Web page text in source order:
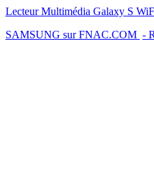
Lecteur Multimédia Galaxy S
SAMSUNG sur FNAC.COM -